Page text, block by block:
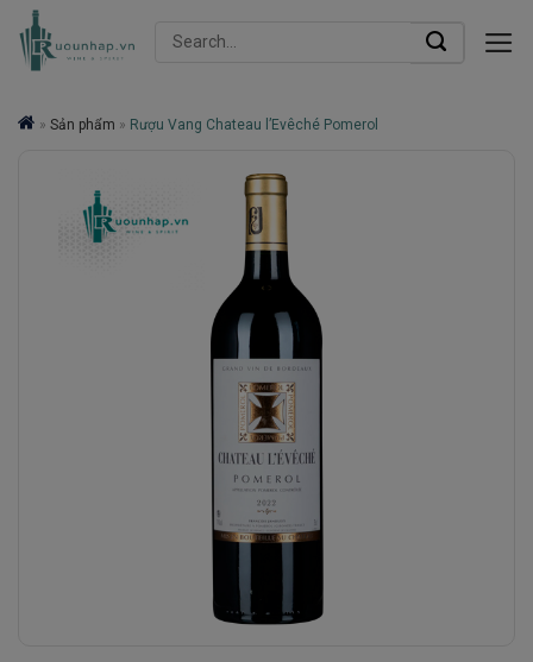
Skip
Search
» Sản phẩm » Rượu Vang Chateau l’Evêché Pomerol